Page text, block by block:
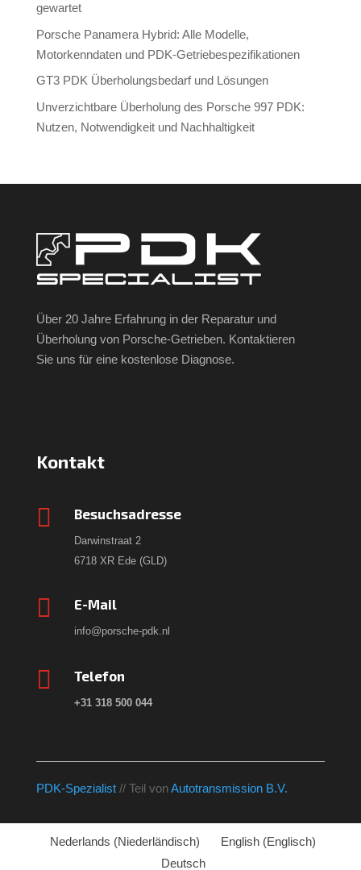
gewartet
Porsche Panamera Hybrid: Alle Modelle,
Motorkenndaten und PDK-Getriebespezifikationen
GT3 PDK Überholungsbedarf und Lösungen
Unverzichtbare Überholung des Porsche 997 PDK:
Nutzen, Notwendigkeit und Nachhaltigkeit
Über 20 Jahre Erfahrung in der Reparatur und
Überholung von Porsche-Getrieben. Kontaktieren
Sie uns für eine kostenlose Diagnose.
Kontakt
 Besuchsadresse
Darwinstraat 2
6718 XR Ede (GLD)
 E-Mail
info@porsche-pdk.nl
 Telefon
+31 318 500 044
PDK-Spezialist// Teil vonAutotransmission B.V.
Nederlands (Niederländisch) English (Englisch)
Deutsch